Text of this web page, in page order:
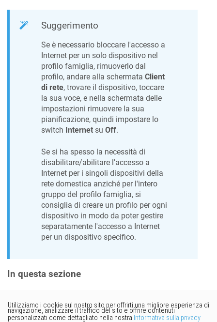
Suggerimento
Se è necessario bloccare l'accesso a
Internet per un solo dispositivo nel
profilo famiglia, rimuoverlo dal
profilo, andare alla schermata Client
di rete, trovare il dispositivo, toccare
la sua voce, e nella schermata delle
impostazioni rimuovere la sua
pianificazione, quindi impostare lo
switch Internet su Off.
Se si ha spesso la necessità di
disabilitare/abilitare l'accesso a
Internet per i singoli dispositivi della
rete domestica anziché per l'intero
gruppo del profilo famiglia, si
consiglia di creare un profilo per ogni
dispositivo in modo da poter gestire
separatamente l'accesso a Internet
per un dispositivo specifico.
In questa sezione
Vorresti fornire un feedback?